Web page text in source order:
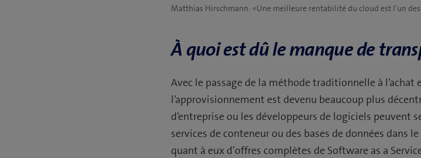
Matthias Hirschmann: «Une meilleure rentabilité du cloud est l’un
À quoi est dû le manque de
Avec le passage de la méthode traditionnelle à l’achat
l’approvisionnement est devenu beaucoup plus
d’entreprise ou les développeurs de logiciels peuvent
services de conteneur ou des bases de données dans
quant à eux d’offres complètes de Software as a